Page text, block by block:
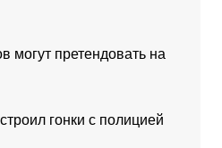
могут претендовать на
гонки с полицией